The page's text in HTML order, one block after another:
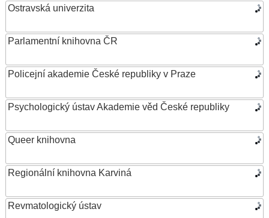
Ostravská univerzita
Parlamentní knihovna ČR
Policejní akademie České republiky v Praze
Psychologický ústav Akademie věd České republiky
Queer knihovna
Regionální knihovna Karviná
Revmatologický ústav